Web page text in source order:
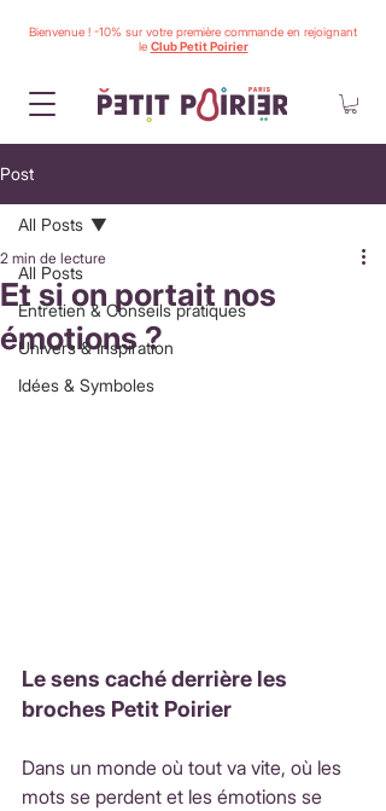
Bienvenue ! -10% sur votre première commande en rejoignant
le Club Petit Poirier
Post
All Posts
Entretien & Conseils pratiques
Univers & Inspiration
Idées & Symboles
All Posts
Et si on portait nos
émotions ?
2 min de lecture
Le sens caché derrière les
broches Petit Poirier
Dans un monde où tout va vite, où les
mots se perdent et les émotions se